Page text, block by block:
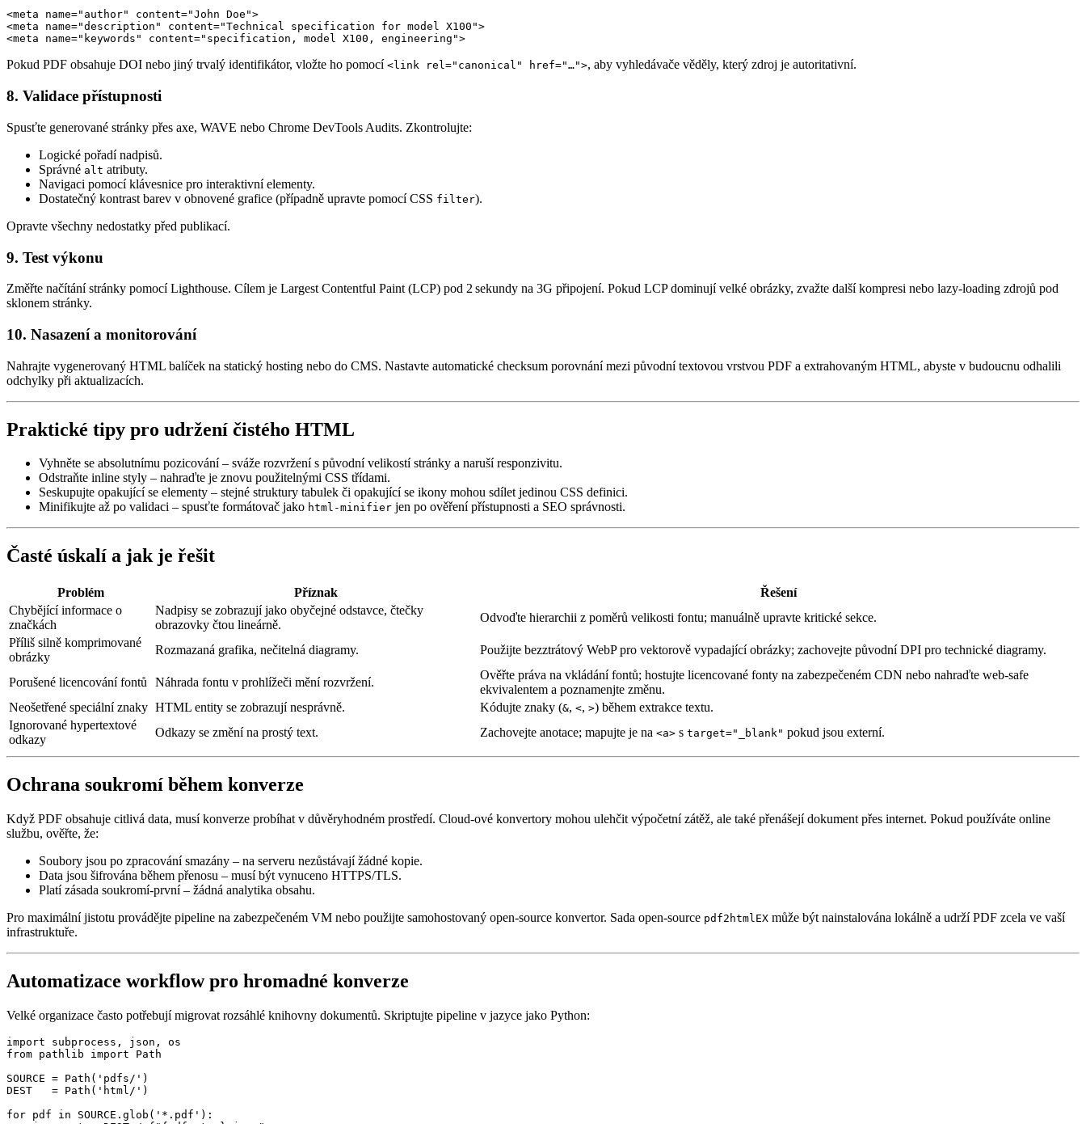
<meta name="author" content="John Doe">
<meta name="description" content="Technical specification for model X100">
Pokud PDF obsahuje DOI nebo jiný trvalý identifikátor, vložte ho pomocí <link rel="canonical" href="…">, aby vyhledávače věděly, který zdroj je autoritativní.
8. Validace přístupnosti
Spusťte generované stránky přes axe, WAVE nebo Chrome DevTools Audits. Zkontrolujte:
Logické pořadí nadpisů.
Správné alt atributy.
Navigaci pomocí klávesnice pro interaktivní elementy.
Dostatečný kontrast barev v obnovené grafice (případně upravte pomocí CSS filter).
Opravte všechny nedostatky před publikací.
9. Test výkonu
Změřte načítání stránky pomocíLighthouse. Cílem je Largest Contentful Paint (LCP) pod 2 sekundy na 3G připojení. Pokud LCP dominují velké obrázky, zvažte další kompresi nebo lazy‑loading zdrojů pod
sklonem stránky.
10. Nasazení a monitorování
Nahrajte vygenerovaný HTML balíček na statický hosting nebo do CMS. Nastavte automatické checksum porovnání mezi původní textovou vrstvou PDF a extrahovaným HTML, abyste v budoucnu odhalili
odchylky při aktualizacích.
Praktické tipy pro udržení čistého HTML
Vyhněte se absolutnímu pozicování – sváže rozvržení s původní velikostí stránky a naruší responzivitu.
Odstraňte inline styly – nahraďte je znovu použitelnými CSS třídami.
Seskupujte opakující se elementy – stejné struktury tabulek či opakující se ikony mohou sdílet jedinou CSS definici.
Minifikujte až po validaci – spusťte formátovač jako html-minifier jen po ověření přístupnosti a SEO správnosti.
Časté úskalí a jak je řešit
Problém Příznak
Řešení
Chybějící informace o
značkách
Nadpisy se zobrazují jako obyčejné odstavce, čtečky
obrazovky čtou lineárně.
Odvoďte hierarchii z poměrů velikosti fontu; manuálně upravte kritické sekce.
Příliš silně komprimované
obrázky
Rozmazaná grafika, nečitelná diagramy. Použijte bezztrátový WebP pro vektorově vypadající obrázky; zachovejte původní DPI pro technické diagramy.
Porušené licencování fontů Náhrada fontu v prohlížeči mění rozvržení.
Ověřte práva na vkládání fontů; hostujte licencované fonty na zabezpečeném CDN nebo nahraďte web‑safe
ekvivalentem a poznamenjte změnu.
Neošetřené speciální znaky HTML entity se zobrazují nesprávně. Kódujte znaky (&, <, >) během extrakce textu.
Ignorované hypertextové
odkazy
Odkazy se změní na prostý text. Zachovejte anotace; mapujte je na <a> s target="_blank" pokud jsou externí.
Ochrana soukromí během konverze
Když PDF obsahuje citlivá data, musí konverze probíhat v důvěryhodném prostředí. Cloud‑ové konvertory mohou ulehčit výpočetní zátěž, ale také přenášejí dokument přes internet. Pokud používáte online
službu, ověřte, že:
Soubory jsou po zpracování smazány – na serveru nezůstávají žádné kopie.
Data jsou šifrována během přenosu – musí být vynuceno HTTPS/TLS.
Platí zásada soukromí‑první– žádná analytika obsahu.
Pro maximální jistotu provádějte pipeline na zabezpečeném VM nebo použijte samohostovaný open‑source konvertor. Sada open‑source pdf2htmlEX může být nainstalována lokálně a udrží PDF zcela ve vaší
infrastruktuře.
Automatizace workflow pro hromadné konverze
Velké organizace často potřebují migrovat rozsáhlé knihovny dokumentů. Skriptujte pipeline v jazyce jako Python:
import subprocess, json, os
from pathlib import Path
SOURCE = Path('pdfs/')
DEST   = Path('html/')
for pdf in SOURCE.glob('*.pdf'):